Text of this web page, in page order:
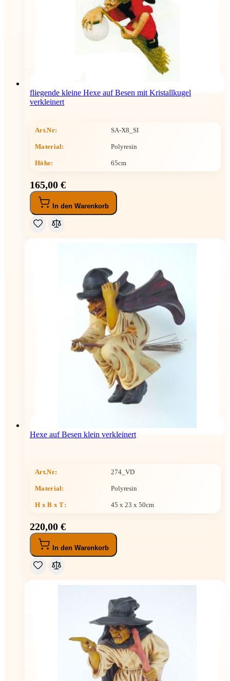
fliegende kleine Hexe auf Besen mit Kristallkugel
verkleinert
Art.Nr: SA-X8_SI
Material: Polyresin
Höhe: 65cm
165,00 €
In den Warenkorb
Hexe auf Besen klein verkleinert
Art.Nr: 274_VD
Material: Polyresin
H x B x T: 45 x 23 x 50cm
220,00 €
In den Warenkorb